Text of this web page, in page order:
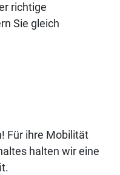
richtige
Sie gleich
Für ihre Mobilität
halten wir eine